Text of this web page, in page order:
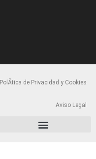
PolÃ­tica de Privacidad y Cookies
Aviso Legal